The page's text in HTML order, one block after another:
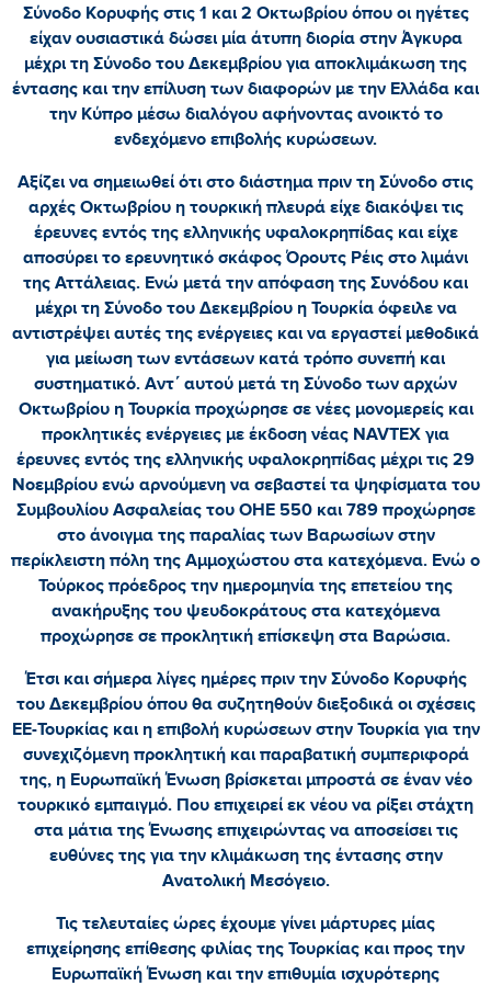
Σύνοδο Κορυφής στις 1 και 2 Οκτωβρίου όπου οι ηγέτες
είχαν ουσιαστικά δώσει μία άτυπη διορία στην Άγκυρα
μέχρι τη Σύνοδο του Δεκεμβρίου για αποκλιμάκωση της
έντασης και την επίλυση των διαφορών με την Ελλάδα και
την Κύπρο μέσω διαλόγου αφήνοντας ανοικτό το
ενδεχόμενο επιβολής κυρώσεων.
Αξίζει να σημειωθεί ότι στο διάστημα πριν τη Σύνοδο στις
αρχές Οκτωβρίου η τουρκική πλευρά είχε διακόψει τις
έρευνες εντός της ελληνικής υφαλοκρηπίδας και είχε
αποσύρει το ερευνητικό σκάφος Όρουτς Ρέις στο λιμάνι
της Αττάλειας. Ενώ μετά την απόφαση της Συνόδου και
μέχρι τη Σύνοδο του Δεκεμβρίου η Τουρκία όφειλε να
αντιστρέψει αυτές της ενέργειες και να εργαστεί μεθοδικά
για μείωση των εντάσεων κατά τρόπο συνεπή και
συστηματικό. Αντ΄ αυτού μετά τη Σύνοδο των αρχών
Οκτωβρίου η Τουρκία προχώρησε σε νέες μονομερείς και
προκλητικές ενέργειες με έκδοση νέας NAVTEX για
έρευνες εντός της ελληνικής υφαλοκρηπίδας μέχρι τις 29
Νοεμβρίου ενώ αρνούμενη να σεβαστεί τα ψηφίσματα του
Συμβουλίου Ασφαλείας του ΟΗΕ 550 και 789 προχώρησε
στο άνοιγμα της παραλίας των Βαρωσίων στην
περίκλειστη πόλη της Αμμοχώστου στα κατεχόμενα. Ενώ ο
Τούρκος πρόεδρος την ημερομηνία της επετείου της
ανακήρυξης του ψευδοκράτους στα κατεχόμενα
προχώρησε σε προκλητική επίσκεψη στα Βαρώσια.
Έτσι και σήμερα λίγες ημέρες πριν την Σύνοδο Κορυφής
του Δεκεμβρίου όπου θα συζητηθούν διεξοδικά οι σχέσεις
ΕΕ-Τουρκίας και η επιβολή κυρώσεων στην Τουρκία για την
συνεχιζόμενη προκλητική και παραβατική συμπεριφορά
της, η Ευρωπαϊκή Ένωση βρίσκεται μπροστά σε έναν νέο
τουρκικό εμπαιγμό. Που επιχειρεί εκ νέου να ρίξει στάχτη
στα μάτια της Ένωσης επιχειρώντας να αποσείσει τις
ευθύνες της για την κλιμάκωση της έντασης στην
Ανατολική Μεσόγειο.
Τις τελευταίες ώρες έχουμε γίνει μάρτυρες μίας
επιχείρησης επίθεσης φιλίας της Τουρκίας και προς την
Ευρωπαϊκή Ένωση και την επιθυμία ισχυρότερης